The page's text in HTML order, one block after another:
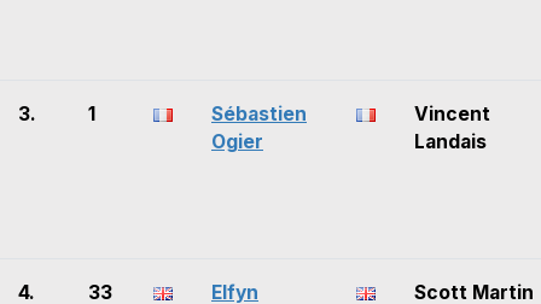
3. 1
Sébastien
Ogier
Vincent
Landais
4. 33 Elfyn Scott Martin